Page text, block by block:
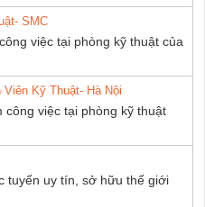
SMC
việc tại phòng kỹ thuật của
Kỹ Thuật- Hà Nội
việc tại phòng kỹ thuật
tuyến uy tín, sở hữu thế giới